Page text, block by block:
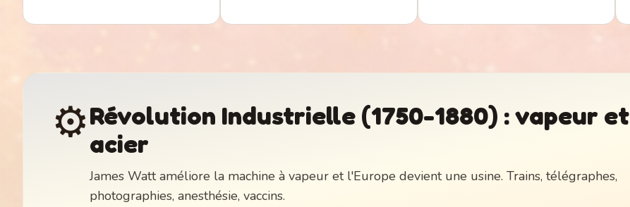
⚙️Révolution Industrielle (1750-1880) : vapeur et
acier
James Watt améliore la machine à vapeur et l'Europe devient une usine. Trains, télégraphes,
photographies, anesthésie, vaccins.